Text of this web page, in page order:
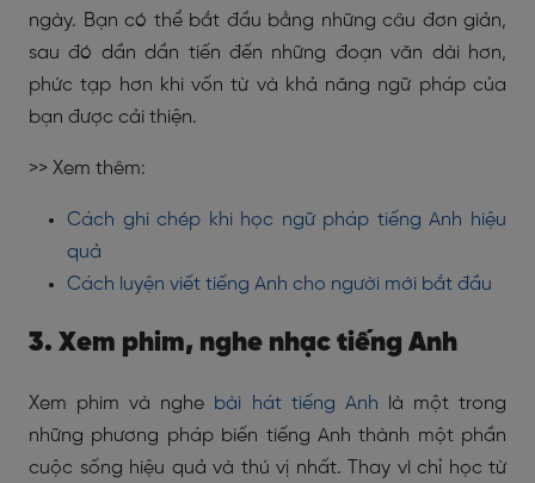
ngày. Bạn có thể bắt đầu bằng những câu đơn giản,
sau đó dần dần tiến đến những đoạn văn dài hơn,
phức tạp hơn khi vốn từ và khả năng ngữ pháp của
bạn được cải thiện.
>> Xem thêm:
Cách ghi chép khi học ngữ pháp tiếng Anh hiệu
quả
Cách luyện viết tiếng Anh cho người mới bắt đầu
3. Xem phim, nghe nhạc tiếng Anh
Xem phim và nghe bài hát tiếng Anh là một trong
những phương pháp biến tiếng Anh thành một phần
cuộc sống hiệu quả và thú vị nhất. Thay vì chỉ học từ